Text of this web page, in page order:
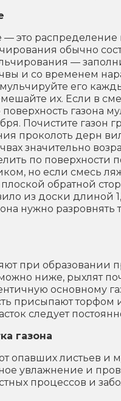
это распределение
обычно
—
и со временем
его
их. Если в
газона
Почистите газон
проколоть дерн
значительно
по поверхности
но если смесь
обратной
из доски длиной
нужно
при образовании
ниже, рыхлят
основному
присыпают
следует
газона
опавших листьев и
увлажнение и
процессов и